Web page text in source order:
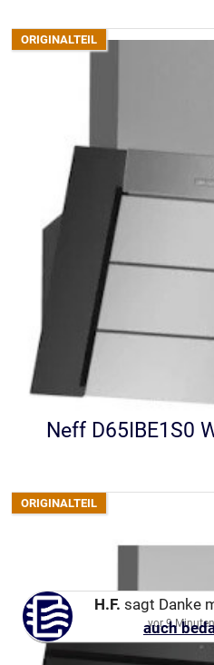
Neff D65IBE1S0
H.F. sagt Danke
vor9Minuten
auch